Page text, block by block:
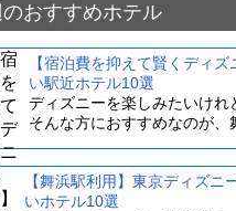
のおすすめホテル
【宿泊費を抑えて賢くディ
い駅近ホテル10選
ディズニーを楽しみたいけれ
そんな方におすすめなのが、
【舞浜駅利用】東京ディズ
いホテル10選